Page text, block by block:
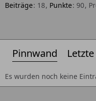
Beiträge 18 Punkte 90
Pinnwand
Es wurden noch keine